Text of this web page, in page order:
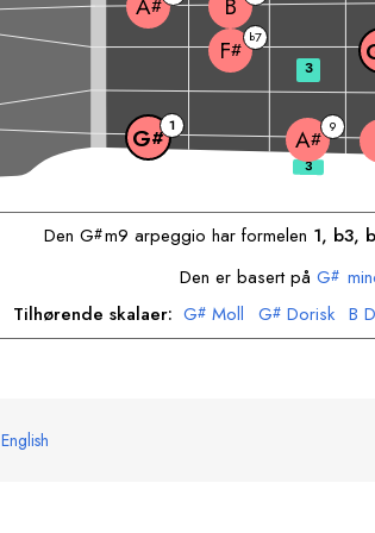
G# 1 A# 9
F#
b7
#
3
DenG#m9 arpeggio har formelen 1, b3,
Den er basert påG#
Tilhørende skalaer: G# Moll G# Dorisk B
A# Frygisk A#
English